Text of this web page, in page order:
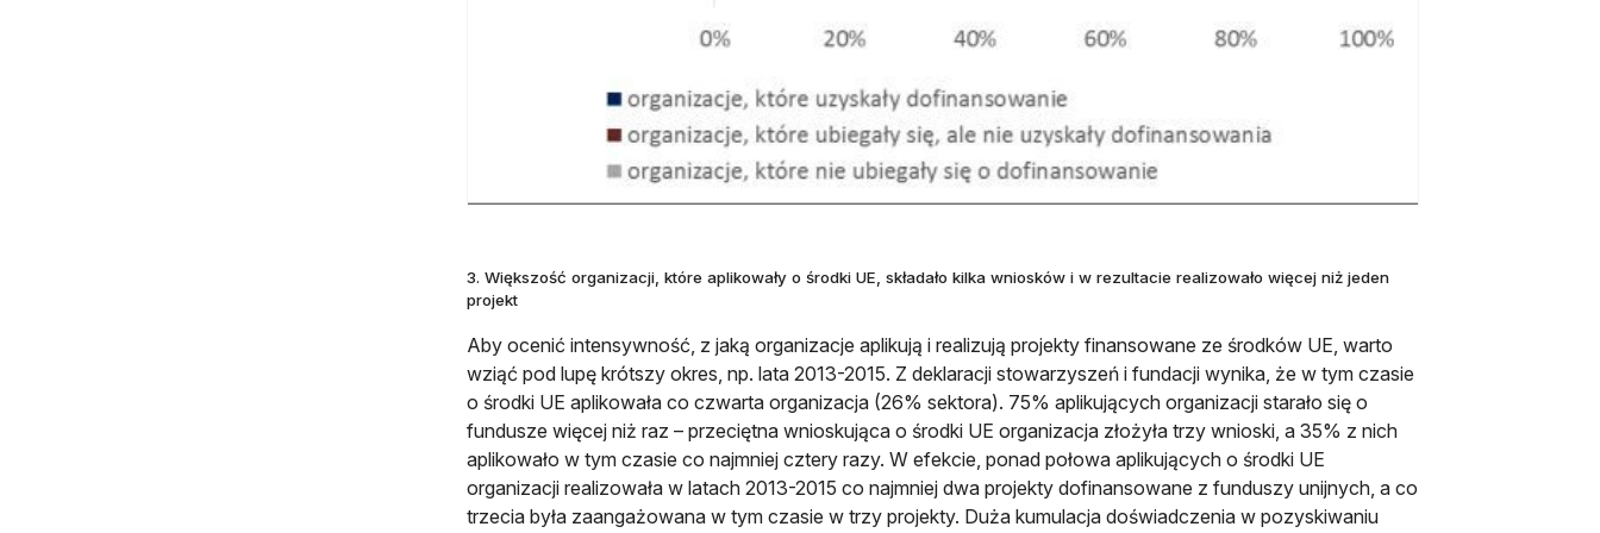
3. Większość organizacji, które aplikowały o środki UE, składało kilka wniosków i w rezultacie realizowało więcej niż jeden
projekt
Aby ocenić intensywność, z jaką organizacje aplikują i realizują projekty finansowane ze środków UE, warto
wziąć pod lupę krótszy okres, np. lata 2013-2015. Z deklaracji stowarzyszeń i fundacji wynika, że w tym czasie
o środki UE aplikowała co czwarta organizacja (26% sektora). 75% aplikujących organizacji starało się o
fundusze więcej niż raz – przeciętna wnioskująca o środki UE organizacja złożyła trzy wnioski, a 35% z nich
aplikowało w tym czasie co najmniej cztery razy. W efekcie, ponad połowa aplikujących o środki UE
organizacji realizowała w latach 2013-2015 co najmniej dwa projekty dofinansowane z funduszy unijnych, a co
trzecia była zaangażowana w tym czasie w trzy projekty. Duża kumulacja doświadczenia w pozyskiwaniu